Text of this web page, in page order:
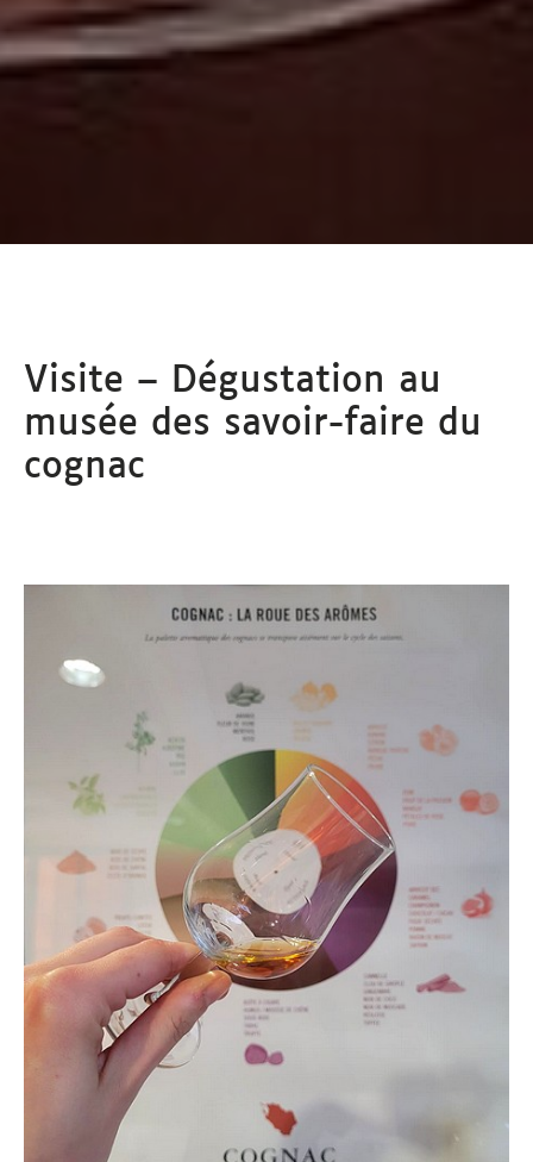
Visite – Dégustation au
musée des savoir-faire du
cognac